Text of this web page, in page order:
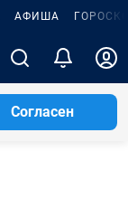
АФИША
Согласен